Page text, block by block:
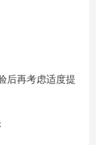
后再考虑适度提